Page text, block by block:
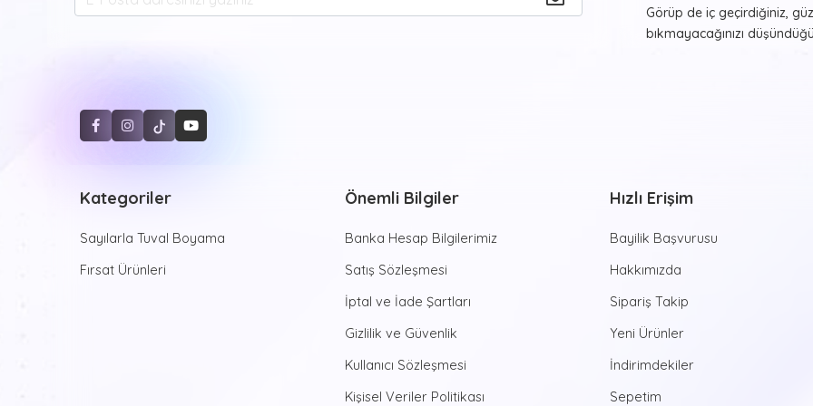
Görüp de iç geçirdiğiniz,
bıkmayacağınızı
Hayvan desenleri, şehir
yapmaya yeni başlayan
aktiviteye imza atmanızı
zamanlar sizleri bekliyor.
dünyasına ruhunuzu
özel tablolarda bulunan
ortaya çıkan eserlerinizi
yaştan bireye hitap eden
Kategoriler
Sayılarla Tuval Boyama
Fırsat Ürünleri
Önemli Bilgiler
Banka Hesap Bilgilerimiz
Satış Sözleşmesi
İptal ve İade Şartları
Gizlilik ve Güvenlik
Kullanıcı Sözleşmesi
Kişisel Veriler Politikası
Hızlı Erişim
Bayilik Başvurusu
Hakkımızda
Sipariş Takip
Yeni Ürünler
İndirimdekiler
Sepetim